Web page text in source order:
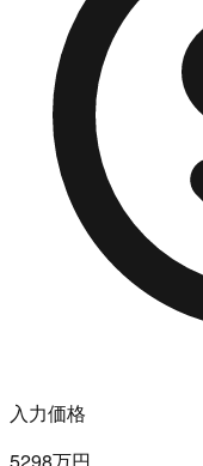
入力価格
5298万円